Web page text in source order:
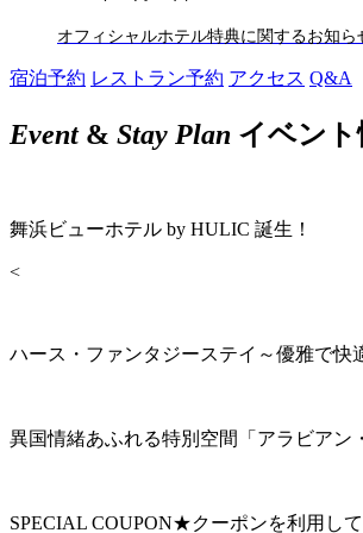
オフィシャルホテル特典に関するお知ら
宿泊予約 レストラン予約 アクセス Q&A
Event& Stay Plan イベン
舞浜ビューホテル by HULIC 誕生！
<
ハース・ファンタジーステイ～優雅で快
異国情緒あふれる特別空間「アラビアン
SPECIAL COUPON★クーポンを利用し